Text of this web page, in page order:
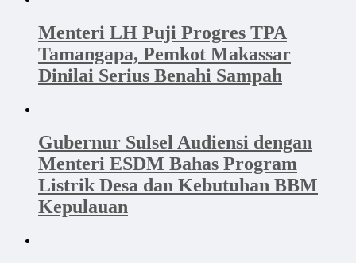
Menteri LH Puji Progres TPA
Tamangapa, Pemkot Makassar
Dinilai Serius Benahi Sampah
Gubernur Sulsel Audiensi dengan
Menteri ESDM Bahas Program
Listrik Desa dan Kebutuhan BBM
Kepulauan